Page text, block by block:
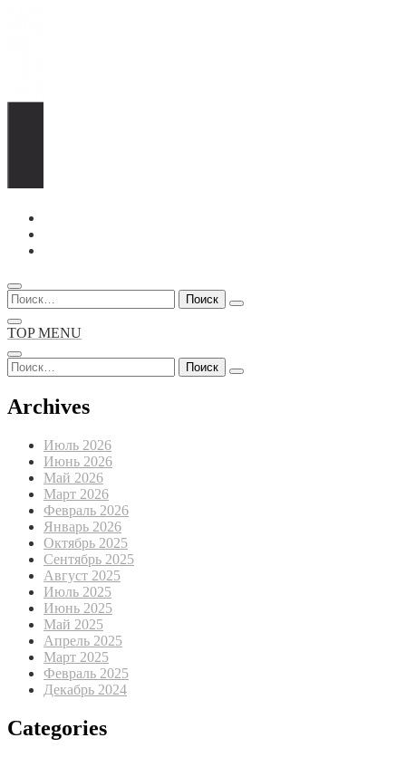
Перейти
содержимому
Найти:
TOP MENU
Найти:
Archives
Июль 2026
Июнь 2026
Май 2026
Март 2026
Февраль 2026
Январь 2026
Октябрь 2025
Сентябрь 2025
Август 2025
Июль 2025
Июнь 2025
Май 2025
Апрель 2025
Март 2025
Февраль 2025
Декабрь 2024
Categories